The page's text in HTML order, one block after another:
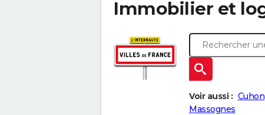
Immobilier et
Voir aussi : Cuhon
Massognes